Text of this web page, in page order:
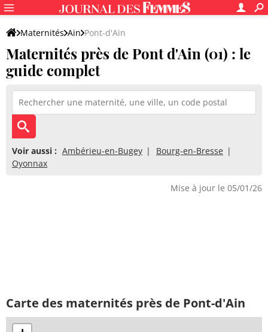
Maternités Ain Pont-d'Ain
Maternités près de Pont d'Ain (01) : le
guide complet
Voir aussi : Ambérieu-en-Bugey
Bourg-en-Bresse
Oyonnax
Mise à jour le 05/01/26
Carte des maternités près de Pont-d'Ain